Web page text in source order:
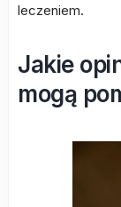
leczeniem.
Jakie
mogą